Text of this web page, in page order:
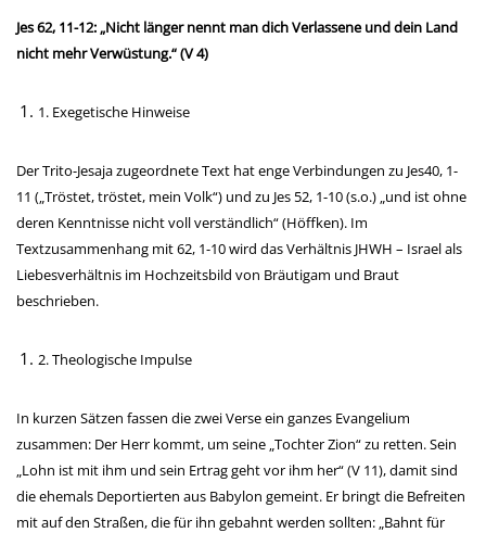
Jes 62, 11-12: „Nicht länger nennt man dich Verlassene und dein Land
nicht mehr Verwüstung.“ (V 4)
1. Exegetische Hinweise
Der Trito-Jesaja zugeordnete Text hat enge Verbindungen zu Jes40, 1-
11 („Tröstet, tröstet, mein Volk“) und zu Jes 52, 1-10 (s.o.) „und ist ohne
deren Kenntnisse nicht voll verständlich“ (Höffken). Im
Textzusammenhang mit 62, 1-10 wird das Verhältnis JHWH – Israel als
Liebesverhältnis im Hochzeitsbild von Bräutigam und Braut
beschrieben.
2. Theologische Impulse
In kurzen Sätzen fassen die zwei Verse ein ganzes Evangelium
zusammen: Der Herr kommt, um seine „Tochter Zion“ zu retten. Sein
„Lohn ist mit ihm und sein Ertrag geht vor ihm her“ (V 11), damit sind
die ehemals Deportierten aus Babylon gemeint. Er bringt die Befreiten
mit auf den Straßen, die für ihn gebahnt werden sollten: „Bahnt für